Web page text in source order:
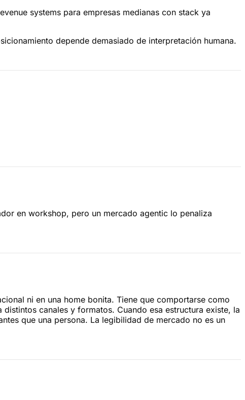
systems para empresas medianas con stack ya
depende demasiado de interpretación humana.
en workshop, pero un mercado agentic lo penaliza
ni en una home bonita. Tiene que comportarse como
canales y formatos. Cuando esa estructura existe, la
que una persona. La legibilidad de mercado no es un